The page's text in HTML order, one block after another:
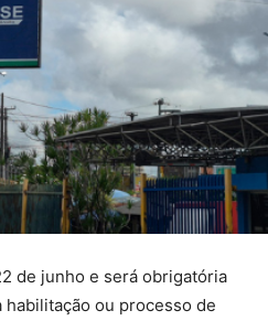
de junho e será obrigatória
ou processo de